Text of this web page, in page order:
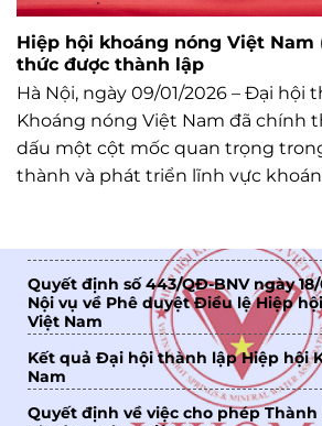
Hiệp hội khoáng nóng Việt Nam
thức được thành lập
Hà Nội, ngày 09/01/2026 – Đại hội
Khoáng nóng Việt Nam đã chính
dấu một cột mốc quan trọng
thành và phát triển lĩnh vực
Quyết định số 443/QĐ-BNV ngày
Nội vụ về Phê duyệt Điều lệ Hiệp
Việt Nam
Kết quả Đại hội thành lập Hiệp hội
Nam
Quyết định về việc cho phép Thành